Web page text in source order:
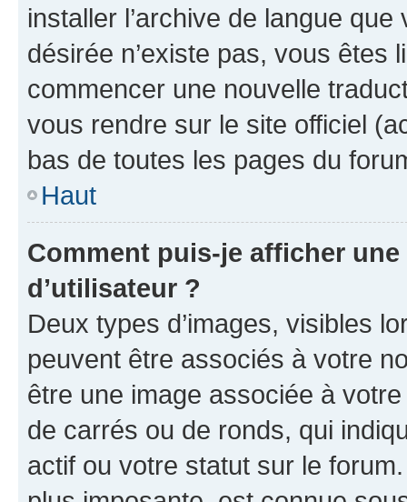
installer l’archive de langue
désirée n’existe pas, vous êtes
commencer une nouvelle
vous rendre sur le site officiel
bas de toutes les pages du
Haut
Comment puis-je afficher
d’utilisateur ?
Deux types d’images, visibles
peuvent être associés à votre
être une image associée à
de carrés ou de ronds, qui
actif ou votre statut sur le